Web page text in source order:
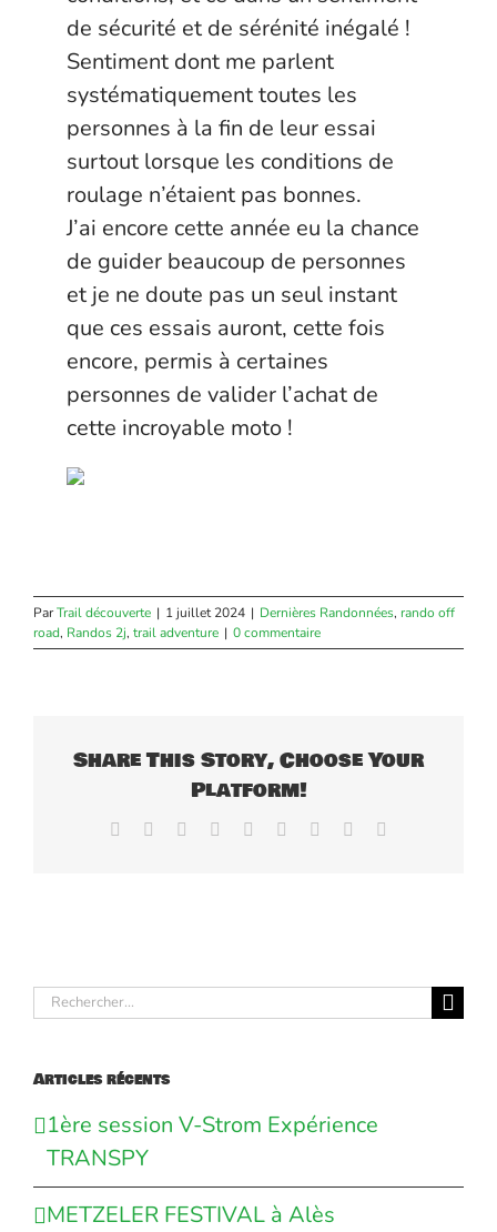
de sécurité et de sérénité inégalé !
Sentiment dont me parlent
systématiquement toutes les
personnes à la fin de leur essai
surtout lorsque les conditions de
roulage n’étaient pas bonnes.
J’ai encore cette année eu la chance
de guider beaucoup de personnes
et je ne doute pas un seul instant
que ces essais auront, cette fois
encore, permis à certaines
personnes de valider l’achat de
cette incroyable moto !
ParTrail découverte | 1 juillet 2024 | Dernières Randonnées, rando off
road, Randos 2j, trail adventure | 0 commentaire
Share This Story, Choose Your
Platform!
Facebook Reddit LinkedInWhatsApp
TumblrPinterest
Rechercher:
Articles récents
1ère session V-Strom Expérience
TRANSPY
METZELER FESTIVAL à Alès